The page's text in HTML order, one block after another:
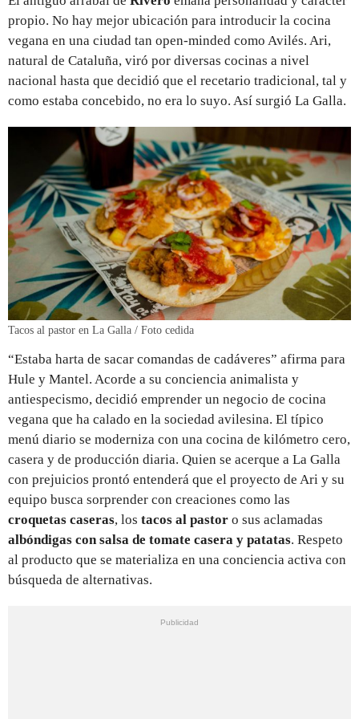
propio. No hay mejor ubicación para introducir la cocina
vegana en una ciudad tan open-minded como Avilés. Ari,
natural de Cataluña, viró por diversas cocinas a nivel
nacional hasta que decidió que el recetario tradicional, tal y
como estaba concebido, no era lo suyo. Así surgió La Galla.
Tacos al pastor en La Galla / Foto cedida
“Estaba harta de sacar comandas de cadáveres” afirma para
Hule y Mantel. Acorde a su conciencia animalista y
antiespecismo, decidió emprender un negocio de cocina
vegana que ha calado en la sociedad avilesina. El típico
menú diario se moderniza con una cocina de kilómetro cero,
casera y de producción diaria. Quien se acerque a La Galla
con prejuicios prontó entenderá que el proyecto de Ari y su
equipo busca sorprender con creaciones como las
croquetas caseras, los tacos al pastor o sus aclamadas
albóndigas con salsa de tomate casera y patatas. Respeto
al producto que se materializa en una conciencia activa con
búsqueda de alternativas.